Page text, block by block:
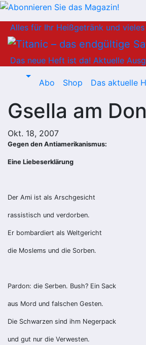
Inhalt
springen
Alles für Ihr Heißgetränk und
Das neue Heft ist da! Aktuelle
Abo Shop Das aktuelle
Gsella am
Okt. 18, 2007
Gegen den Antiamerikanismus:
Eine Liebeserklärung
Der Ami ist als Arschgesicht
rassistisch und verdorben.
Er bombardiert als Weltgericht
die Moslems und die Sorben.
Pardon: die Serben. Bush? Ein Sack
aus Mord und falschen Gesten.
Die Schwarzen sind ihm Negerpack
und gut nur die Verwesten.